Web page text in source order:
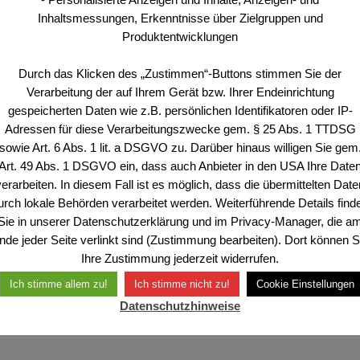
In Gruppen zu diskutieren, ist wieder spannend geworden,
sich Trennlinien durch Familien, den Freundeskreis oder
sind von mangelndem Wissen und staatspolitischem
Meinungen und der prinzipiellen Opposition gegenüber
Inhaltsmessungen, Erkenntnisse über Zielgruppen und
Produktentwicklungen
Durch das Klicken des „Zustimmen“-Buttons stimmen Sie der
Verarbeitung der auf Ihrem Gerät bzw. Ihrer Endeinrichtung
gespeicherten Daten wie z.B. persönlichen Identifikatoren oder IP-
Adressen für diese Verarbeitungszwecke gem. § 25 Abs. 1 TTDSG
sowie Art. 6 Abs. 1 lit. a DSGVO zu. Darüber hinaus willigen Sie gem.
49 Abs. 1 DSGVO ein, dass auch Anbieter in den USA Ihre
In diesem Fall ist es möglich, dass die übermittelten
lokale Behörden verarbeitet werden. Weiterführende Details
in unserer Datenschutzerklärung und im Privacy-Manager, die
jeder Seite verlinkt sind (Zustimmung bearbeiten). Dort können
Ihre Zustimmung jederzeit widerrufen.
Ich stimme allem zu! Ich stimme nicht zu! Cookie Einstellungen
Datenschutzhinweise